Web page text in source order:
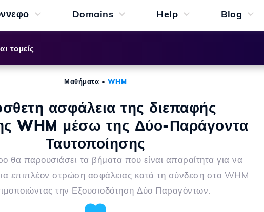
Domains Help Blog
τομείς
Μαθήματα • WHM
ασφάλεια της διεπαφής
WHM μέσω της Δύο-Παράγοντα
Ταυτοποίησης
θα παρουσιάσει τα βήματα που είναι απαραίτητα για να
επιπλέον στρώση ασφάλειας κατά τη σύνδεση στο WHM
την Εξουσιοδότηση Δύο Παραγόντων.